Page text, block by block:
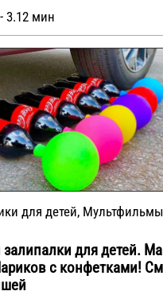
3.12 мин
для детей,
залипалки для детей.
с конфетками!